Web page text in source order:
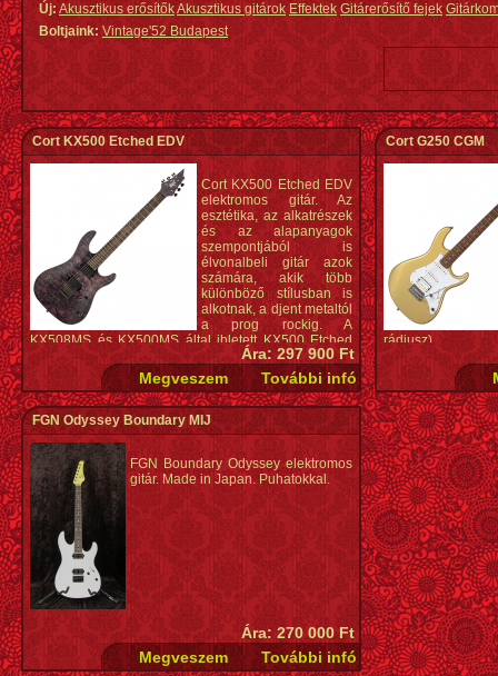
Új:Akusztikus erősítőkAkusztikus gitárok Effektek Gitárerősítő fejek
Boltjaink: Vintage'52 Budapest
Cort KX500 Etched EDV
Cort KX500 Etched EDV
elektromos gitár. Az
esztétika, az alkatrészek
és az alapanyagok
szempontjából is
élvonalbeli gitár azok
számára, akik több
különböző stílusban is
alkotnak, a djent metaltól
a prog rockig. A
KX508MS és KX500MS által ihletett KX500 Etched
Black a KX széria új szárnyashajója, hagyományos
hathúros kivitelben, a gitárosok körében
sokoldalúságuk miatt egyre népszerűbb Fishman
Fluence Modern Humbuckerekkel szerelve.
Konstrukció: csavarozott nyak
Menzúra: 25,5" (648 mm)
Test: mahagóni, habos kőris tetővel (homokfúvott)
Nyak: 5-részes juhar és amarant
Fogólap: Macassar ében, 400 mm rádiusszal
Berakás: fehér csepp
Hangszedők: Fishman® Fluence Modern Humbucker
Elektronika: hangerő, hangszín, 3-állású pickup
kapcsoló
Hardware szín: fekete nikkel
Híd: single hardtail, testen átmenő húrokkal
Bundok: 24
Kulcsok: Cort® Staggered Locking
Húrok: D'Addario® YB EXL 110
Szín: mélylila homokfúvott (EDV - Etched Deep
Violet)
Ára: 297 900 Ft
Cort G250 CGM
rádiusz)
Bundok: 22
Berakás: pontok
Hangszedő:
Elektronika:
Hardver szín: króm
Híd: 2-pontos
Kulcs: Die-cast
Húrok: D'Addario
Szín:
Metallic)
FGN Odyssey Boundary MIJ
FGN Boundary Odyssey elektromos
gitár. Made in Japan. Puhatokkal.
Ára: 270 000 Ft